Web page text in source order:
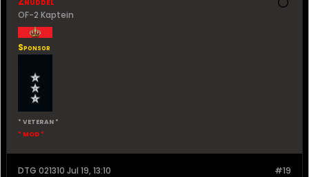
OF-2 Kaptein
Sponsor
* VETERAN *
* MOD *
#19
DTG 021310 Jul 19, 13:10